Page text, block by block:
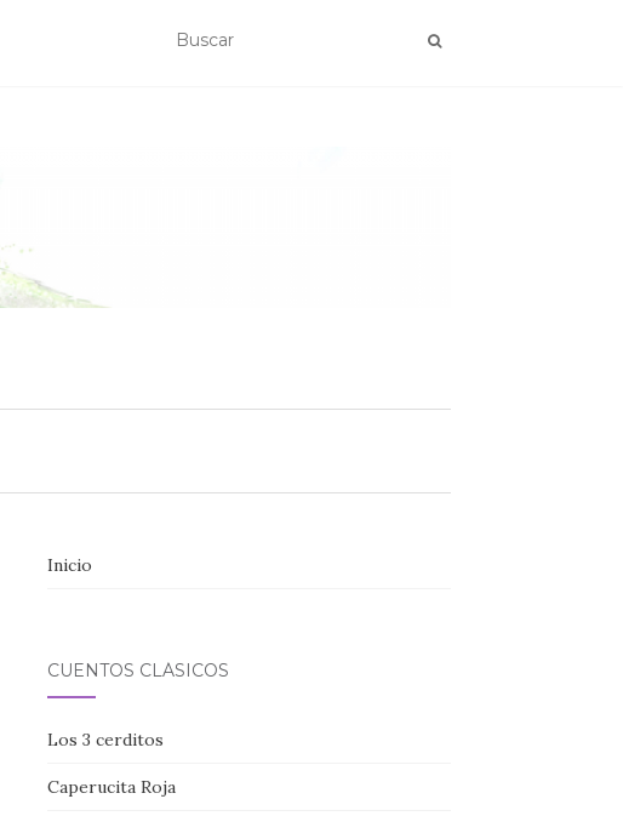
Inicio
CUENTOS CLÁSICOS
Los 3 cerditos
Caperucita Roja